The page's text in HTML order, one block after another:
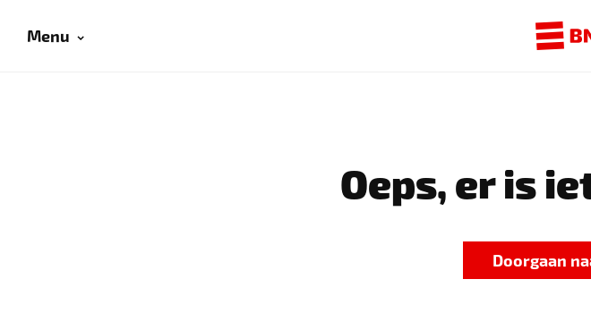
Menu
Oeps, er is
Doorgaan